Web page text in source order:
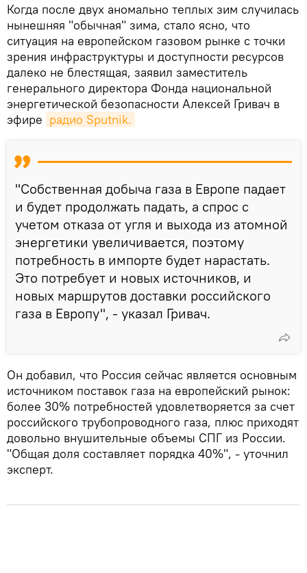
Когда после двух аномально теплых зим случилась
нынешняя "обычная" зима, стало ясно, что
ситуация на европейском газовом рынке с точки
зрения инфраструктуры и доступности ресурсов
далеко не блестящая, заявил заместитель
генерального директора Фонда национальной
энергетической безопасности Алексей Гривач в
эфире радио Sputnik.
"Собственная добыча газа в Европе падает
и будет продолжать падать, а спрос с
учетом отказа от угля и выхода из атомной
энергетики увеличивается, поэтому
потребность в импорте будет нарастать.
Это потребует и новых источников, и
новых маршрутов доставки российского
газа в Европу", - указал Гривач.
Он добавил, что Россия сейчас является основным
источником поставок газа на европейский рынок:
более 30% потребностей удовлетворяется за счет
российского трубопроводного газа, плюс приходят
довольно внушительные объемы СПГ из России.
"Общая доля составляет порядка 40%", - уточнил
эксперт.